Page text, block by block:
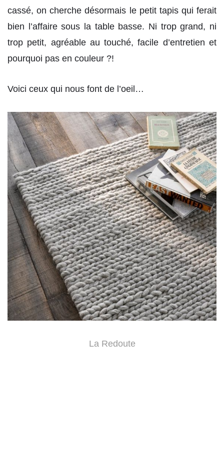
cassé, on cherche désormais le petit tapis qui ferait
bien l’affaire sous la table basse. Ni trop grand, ni
trop petit, agréable au touché, facile d’entretien et
pourquoi pas en couleur ?!
Voici ceux qui nous font de l’oeil…
La Redoute